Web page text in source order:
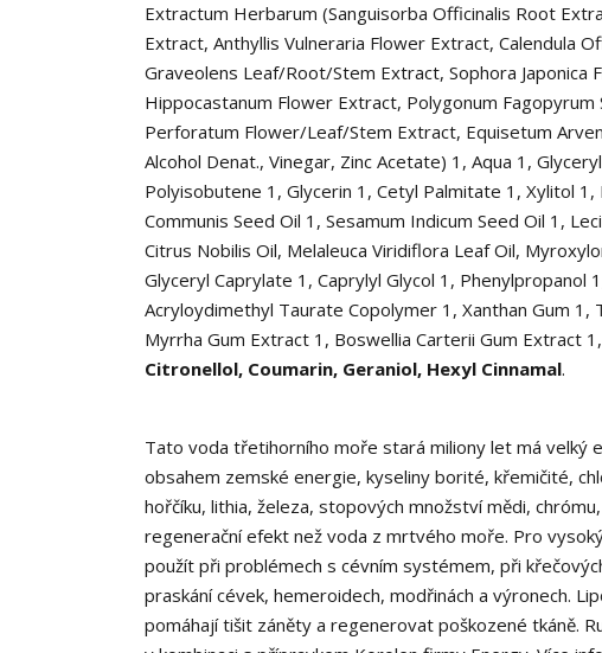
Extractum Herbarum (Sanguisorba Officinalis Root
Extract, Anthyllis Vulneraria Flower Extract, Calendula
Graveolens Leaf/Root/Stem Extract, Sophora
Hippocastanum Flower Extract, Polygonum
Perforatum Flower/Leaf/Stem Extract, Equisetum
Alcohol Denat., Vinegar, Zinc Acetate) 1 , Aqua 1 ,
Polyisobutene 1 , Glycerin 1 , Cetyl Palmitate 1 , Xylitol 1 ,
Communis Seed Oil 1 , Sesamum Indicum Seed Oil 1 ,
Citrus Nobilis Oil, Melaleuca Viridiflora Leaf Oil,
Glyceryl Caprylate 1 , Caprylyl Glycol 1 , Phenylpropanol 1
Acryloydimethyl Taurate Copolymer 1 , Xanthan Gum 1 ,
Myrrha Gum Extract 1 , Boswellia Carterii Gum Extract 1
Citronellol, Coumarin, Geraniol, Hexyl Cinnamal.
Tato voda třetihorního moře stará miliony let má velký
obsahem zemské energie, kyseliny borité, křemičité,
hořčíku, lithia, železa, stopových množství mědi,
regenerační efekt než voda z mrtvého moře. Pro
použít při problémech s cévním systémem, při
praskání cévek, hemeroidech, modřinách a výronech.
pomáhají tišit záněty a regenerovat poškozené tkáně.